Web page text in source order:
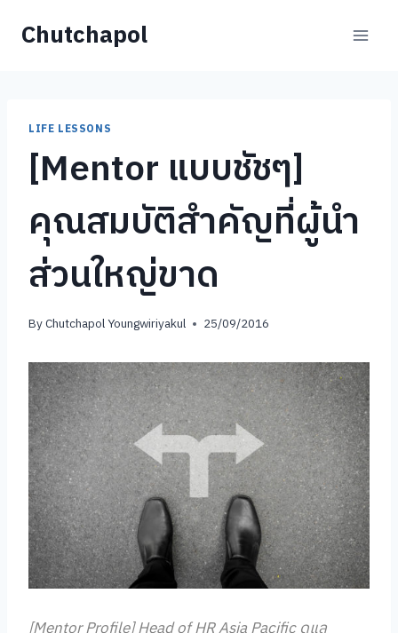
Chutchapol
LIFE LESSONS
[Mentor แบบชัชๆ]
คุณสมบัติสำคัญที่ผู้นำ
ส่วนใหญ่ขาด
ByChutchapol Youngwiriyakul 25/09/2016